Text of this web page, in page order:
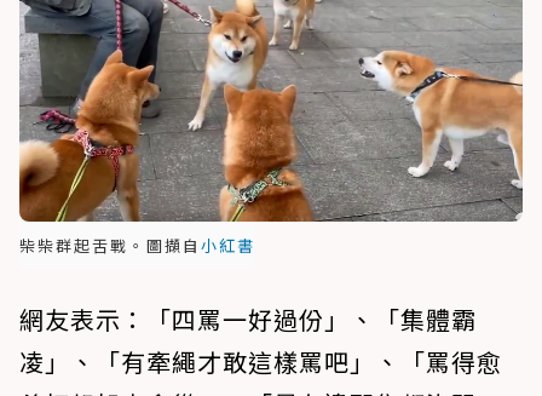
柴柴群起舌戰。圖擷自 小紅書
網友表示：「四罵一好過份」、「集體霸
凌」、「有牽繩才敢這樣罵吧」、「罵得愈